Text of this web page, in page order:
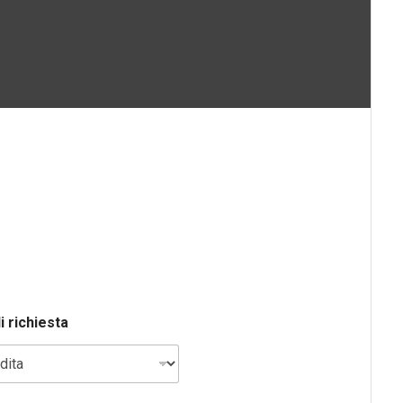
richiesta